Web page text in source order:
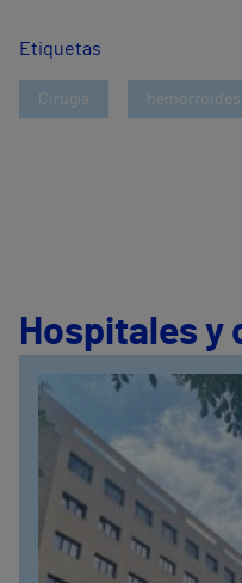
Etiquetas
Cirugía hemorroides
Hospitales y